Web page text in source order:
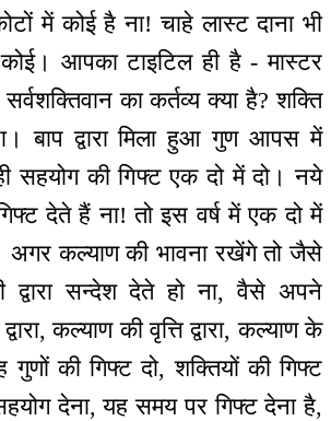
में कोई है ना! चाहे लास्ट दाना भी
आपका टाइटिल ही है - मास्टर
का कर्तव्य क्या है? शक्ति
बाप द्वारा मिला हुआ गुण आपस में
सहयोग की गिफ्ट एक दो में दो। नये
देते हैं ना! तो इस वर्ष में एक दो में
अगर कल्याण की भावना रखेंगे तो जैसे
द्वारा सन्देश देते हो ना, वैसे अपने
कल्याण की वृत्ति द्वारा, कल्याण के
गुणों की गिफ्ट दो, शक्तियों की गिफ्ट
देना, यह समय पर गिफ्ट देना है,